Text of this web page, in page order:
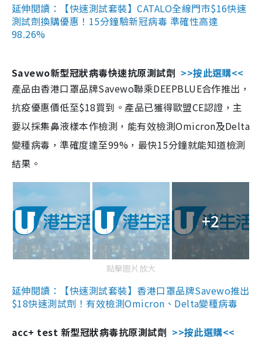
延伸閱讀：【快速測試套裝】CATALO全線門市$16快速
測試劑換購優惠！15分鐘驗新冠病毒 準確性高達
98.26%
Savewo新型冠狀病毒快速抗原測試劑 >>按此選購<<
產品由香港口罩品牌Savewo聯乘DEEPBLUE合作推出，
抗疫優惠價低至$18買到。產品已獲得歐盟CE認證，主
要以採集鼻液樣本作檢測，能有效檢測Omicron及Delta
變種病毒，準確度達至99%，最快15分鐘就能知道檢測
結果。
+2
點擊圖片放大
延伸閱讀：【快速測試套裝】香港口罩品牌Savewo推出
$18快速測試劑！有效檢測Omicron、Delta變種病毒
acc+ test 新型冠狀病毒抗原測試劑 >>按此選購<<